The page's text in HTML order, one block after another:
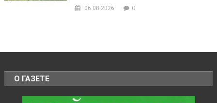
06.08.2026 0
О ГАЗЕТЕ